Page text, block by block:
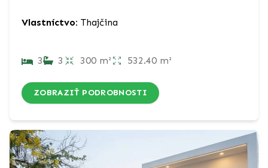
Vlastníctvo: Thajčina
3 3 300 m² 532.40 m²
ZOBRAZIŤ PODROBNOSTI